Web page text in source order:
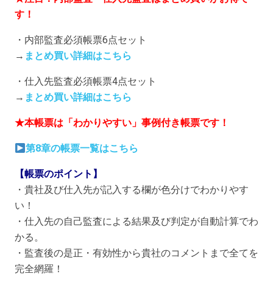
す！
・内部監査必須帳票6点セット
→ まとめ買い詳細はこちら
・仕入先監査必須帳票4点セット
→ まとめ買い詳細はこちら
★本帳票は「わかりやすい」事例付き帳票です！
第8章の帳票一覧はこちら
【帳票のポイント】
・貴社及び仕入先が記入する欄が色分けでわかりやす
い！
・仕入先の自己監査による結果及び判定が自動計算でわ
かる。
・監査後の是正・有効性から貴社のコメントまで全てを
完全網羅！